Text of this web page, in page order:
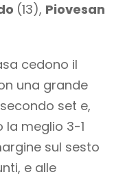
(13), Piovesan
cedono il
una grande
set e,
la meglio 3-1
sul sesto
e alle